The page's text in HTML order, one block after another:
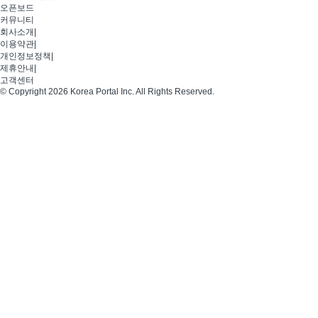
오픈보드
커뮤니티
회사소개
이용약관
개인정보정책
제휴안내
고객센터
© Copyright 2026 Korea Portal Inc. All Rights Reserved.